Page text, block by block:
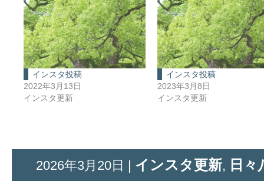
インスタ投稿
2022年3月13日
インスタ更新
インスタ投稿
2023年3月8日
インスタ更新
2026年3月20日 | インスタ更新, 日々